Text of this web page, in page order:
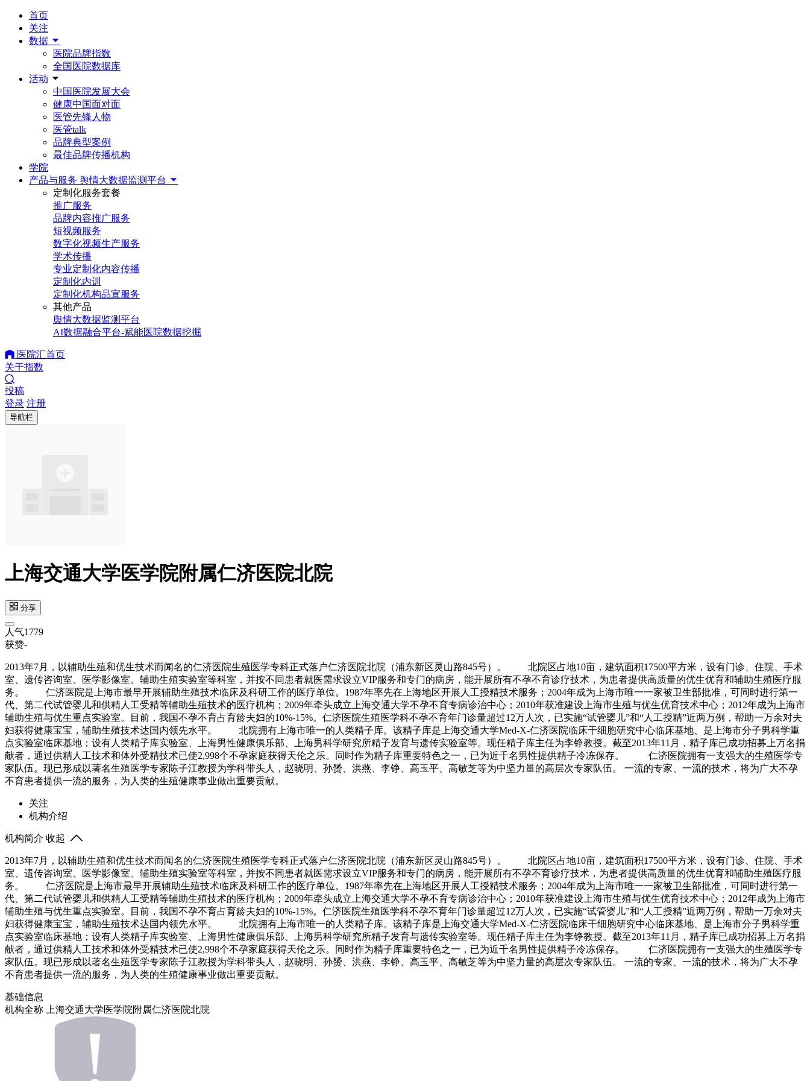
首页
关注
数据
医院品牌指数
全国医院数据库
活动
中国医院发展大会
健康中国面对面
医管先锋人物
医管talk
品牌典型案例
最佳品牌传播机构
学院
产品与服务 舆情大数据监测平台
定制化服务套餐
推广服务
品牌内容推广服务
短视频服务
数字化视频生产服务
学术传播
专业定制化内容传播
定制化内训
定制化机构品宣服务
其他产品
舆情大数据监测平台
AI数据融合平台-赋能医院数据挖掘
医院汇首页
关于指数
投稿
登录 注册
导航栏
上海交通大学医学院附属仁济医院北院
分享
人气1779
获赞-
2013年7月，以辅助生殖和优生技术而闻名的仁济医院生殖医学专科正式落户仁济医院北院（浦东新区灵山路845号）。 北院区占地10亩，建筑面积17500平方米，设有门诊、住院、手术
室、遗传咨询室、医学影像室、辅助生殖实验室等科室，并按不同患者就医需求设立VIP服务和专门的病房，能开展所有不孕不育诊疗技术，为患者提供高质量的优生优育和辅助生殖医疗服
务。 仁济医院是上海市最早开展辅助生殖技术临床及科研工作的医疗单位。1987年率先在上海地区开展人工授精技术服务；2004年成为上海市唯一一家被卫生部批准，可同时进行第一
代、第二代试管婴儿和供精人工受精等辅助生殖技术的医疗机构；2009年牵头成立上海交通大学不孕不育专病诊治中心；2010年获准建设上海市生殖与优生优育技术中心；2012年成为上海市
辅助生殖与优生重点实验室。目前，我国不孕不育占育龄夫妇的10%-15%。仁济医院生殖医学科不孕不育年门诊量超过12万人次，已实施“试管婴儿”和“人工授精”近两万例，帮助一万余对夫
妇获得健康宝宝，辅助生殖技术达国内领先水平。 北院拥有上海市唯一的人类精子库。该精子库是上海交通大学Med-X-仁济医院临床干细胞研究中心临床基地、是上海市分子男科学重
点实验室临床基地；设有人类精子库实验室、上海男性健康俱乐部、上海男科学研究所精子发育与遗传实验室等。现任精子库主任为李铮教授。截至2013年11月，精子库已成功招募上万名捐
献者，通过供精人工技术和体外受精技术已使2,998个不孕家庭获得天伦之乐。同时作为精子库重要特色之一，已为近千名男性提供精子冷冻保存。 仁济医院拥有一支强大的生殖医学专
家队伍。现已形成以著名生殖医学专家陈子江教授为学科带头人，赵晓明、孙赟、洪燕、李铮、高玉平、高敏芝等为中坚力量的高层次专家队伍。 一流的专家、一流的技术，将为广大不孕
不育患者提供一流的服务，为人类的生殖健康事业做出重要贡献。
关注
机构介绍
机构简介 收起
2013年7月，以辅助生殖和优生技术而闻名的仁济医院生殖医学专科正式落户仁济医院北院（浦东新区灵山路845号）。 北院区占地10亩，建筑面积17500平方米，设有门诊、住院、手术
室、遗传咨询室、医学影像室、辅助生殖实验室等科室，并按不同患者就医需求设立VIP服务和专门的病房，能开展所有不孕不育诊疗技术，为患者提供高质量的优生优育和辅助生殖医疗服
务。 仁济医院是上海市最早开展辅助生殖技术临床及科研工作的医疗单位。1987年率先在上海地区开展人工授精技术服务；2004年成为上海市唯一一家被卫生部批准，可同时进行第一
代、第二代试管婴儿和供精人工受精等辅助生殖技术的医疗机构；2009年牵头成立上海交通大学不孕不育专病诊治中心；2010年获准建设上海市生殖与优生优育技术中心；2012年成为上海市
辅助生殖与优生重点实验室。目前，我国不孕不育占育龄夫妇的10%-15%。仁济医院生殖医学科不孕不育年门诊量超过12万人次，已实施“试管婴儿”和“人工授精”近两万例，帮助一万余对夫
妇获得健康宝宝，辅助生殖技术达国内领先水平。 北院拥有上海市唯一的人类精子库。该精子库是上海交通大学Med-X-仁济医院临床干细胞研究中心临床基地、是上海市分子男科学重
点实验室临床基地；设有人类精子库实验室、上海男性健康俱乐部、上海男科学研究所精子发育与遗传实验室等。现任精子库主任为李铮教授。截至2013年11月，精子库已成功招募上万名捐
献者，通过供精人工技术和体外受精技术已使2,998个不孕家庭获得天伦之乐。同时作为精子库重要特色之一，已为近千名男性提供精子冷冻保存。 仁济医院拥有一支强大的生殖医学专
家队伍。现已形成以著名生殖医学专家陈子江教授为学科带头人，赵晓明、孙赟、洪燕、李铮、高玉平、高敏芝等为中坚力量的高层次专家队伍。 一流的专家、一流的技术，将为广大不孕
不育患者提供一流的服务，为人类的生殖健康事业做出重要贡献。
基础信息
机构全称
上海交通大学医学院附属仁济医院北院